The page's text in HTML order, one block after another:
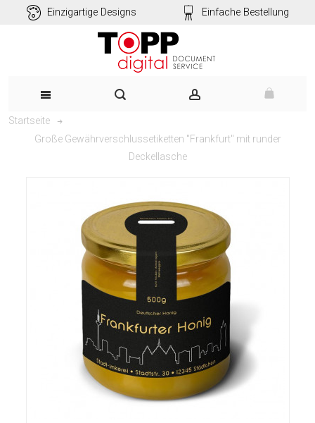
Einzigartige Designs Einfache Bestellung
Startseite
Große Gewährverschlussetiketten "Frankfurt" mit runder
Deckellasche